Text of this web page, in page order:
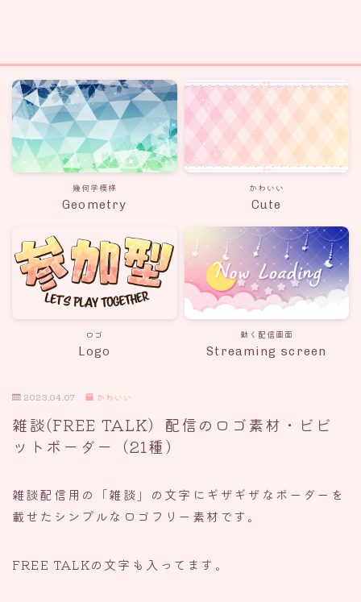
幾何学模様
Geometry
かわいい
Cute
ロゴ
Logo
動く配信画面
Streaming screen
2023.04.07 かわいい
雑談(FREE TALK）配信のロゴ素材・ビビ
ットボーダー（21種）
雑談配信用の「雑談」の文字にギザギザなボーダーを
載せたシンプルなロゴフリー素材です。
FREE TALKの文字も入ってます。